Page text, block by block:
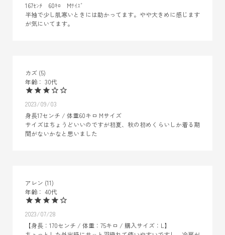
167ｾﾝﾁ　60ｷﾛ　Mｻｲｽﾞ
半袖で少し肌寒いときには助かってます。やや大きめに感じます
が気にいてます。
カズ 5
30代
2023/09/03
身長17センチ / 体重60キロ Mサイズ
サイズはちょうどいいのですが初夏、秋の初めくらいしか着る期
間がないかなと思いました
アレン 11
40代
2023/07/28
【身長：170センチ / 体重：75キロ / 購入サイズ：L】